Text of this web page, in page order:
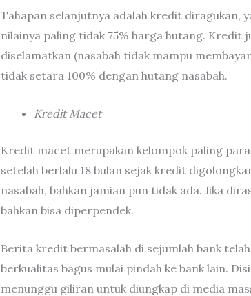
Tahapan selanjutnya adalah kredit diragukan,
nilainya paling tidak 75% harga hutang.
diselamatkan (nasabah tidak mampu
tidak setara 100% dengan hutang nasabah.
Kredit Macet
Kredit macet merupakan kelompok paling
setelah berlalu 18 bulan sejak kredit
nasabah, bahkan jamian pun tidak ada. Jika
bahkan bisa diperpendek.
Berita kredit bermasalah di sejumlah bank
berkualitas bagus mulai pindah ke bank lain.
menunggu giliran untuk diungkap di media